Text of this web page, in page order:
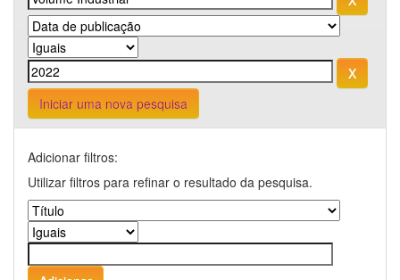
Iniciar uma nova pesquisa
Adicionar filtros:
Utilizar filtros para refinar o resultado da pesquisa.